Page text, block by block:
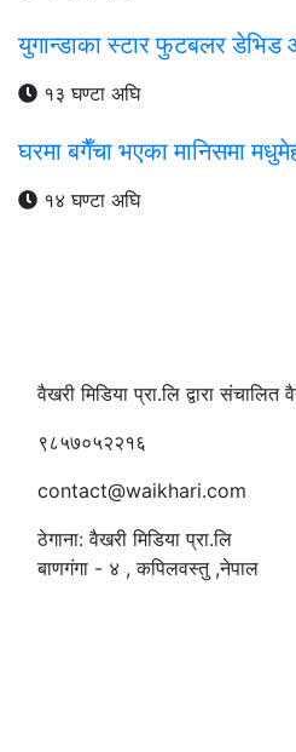
युगान्डाका स्टार फुटबलर डेभिड
१३ घण्टा अघि
घरमा बगैँचा भएका मानिसमा
१४ घण्टा अघि
वैखरी मिडिया प्रा.लि द्वारा
९८५७०५२२१६
contact@waikhari.com
ठेगाना: वैखरी मिडिया प्रा.लि
बाणगंगा - ४ , कपिलवस्तु ,नेपाल